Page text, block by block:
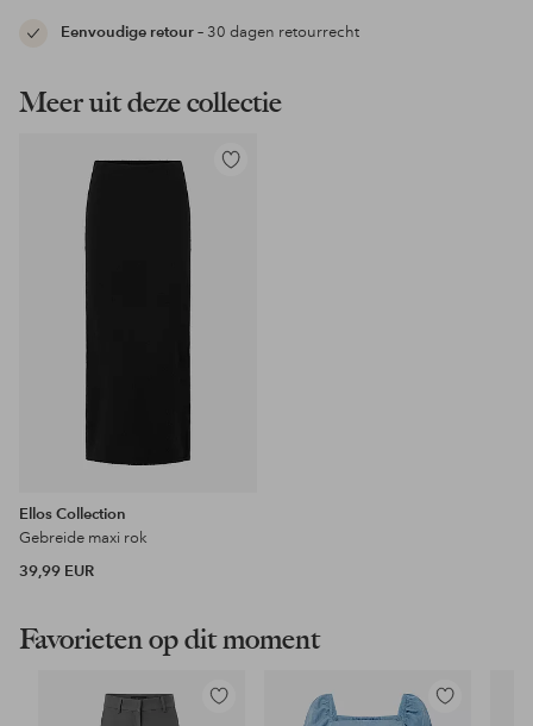
Eenvoudige retour– 30 dagen retourrecht
Meer uit deze collectie
Toevoegen
Ellos Collection
Gebreide maxi rok
39,99 EUR
Favorieten op dit moment
Toevoegen
Toevoegen